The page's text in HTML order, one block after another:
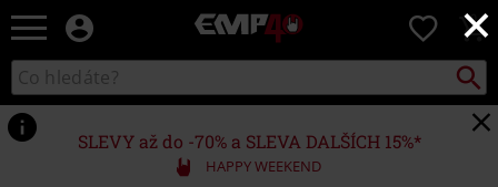
×
EMP
Hudba,
filmy
&
seriály,
Merch
0
Katalog
vyhledávání
SLEVY až do -70% a SLEVA DALŠÍCH 15%*
HAPPY WEEKEND